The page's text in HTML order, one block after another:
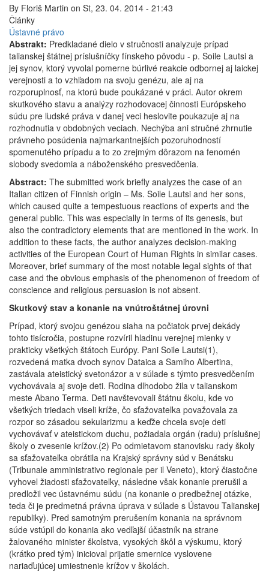
By Floriš Martin on St, 23. 04. 2014 - 21:43
Články
Ústavné právo
Abstrakt: Predkladané dielo v stručnosti analyzuje prípad
talianskej štátnej príslušníčky fínskeho pôvodu - p. Soile Lautsi a
jej synov, ktorý vyvolal pomerne búrlivé reakcie odbornej aj laickej
verejnosti a to vzhľadom na svoju genézu, ale aj na
rozporuplnosť, na ktorú bude poukázané v práci. Autor okrem
skutkového stavu a analýzy rozhodovacej činnosti Európskeho
súdu pre ľudské práva v danej veci heslovite poukazuje aj na
rozhodnutia v obdobných veciach. Nechýba ani stručné zhrnutie
právneho posúdenia najmarkantnejších pozoruhodností
spomenutého prípadu a to zo zrejmým dôrazom na fenomén
slobody svedomia a náboženského presvedčenia.
Abstract: The submitted work briefly analyzes the case of an
Italian citizen of Finnish origin – Ms. Soile Lautsi and her sons,
which caused quite a tempestuous reactions of experts and the
general public. This was especially in terms of its genesis, but
also the contradictory elements that are mentioned in the work. In
addition to these facts, the author analyzes decision-making
activities of the European Court of Human Rights in similar cases.
Moreover, brief summary of the most notable legal sights of that
case and the obvious emphasis of the phenomenon of freedom of
conscience and religious persuasion is not absent.
Skutkový stav a konanie na vnútroštátnej úrovni
Prípad, ktorý svojou genézou siaha na počiatok prvej dekády
tohto tisícročia, postupne rozvíril hladinu verejnej mienky v
prakticky všetkých štátoch Európy. Pani Soile Lautsi(1),
rozvedená matka dvoch synov Dataica a Samiho Albertina,
zastávala ateistický svetonázor a v súlade s týmto presvedčením
vychovávala aj svoje deti. Rodina dlhodobo žila v talianskom
meste Abano Terma. Deti navštevovali štátnu školu, kde vo
všetkých triedach viseli kríže, čo sťažovateľka považovala za
rozpor so zásadou sekularizmu a keďže chcela svoje deti
vychovávať v ateistickom duchu, požiadala orgán (radu) príslušnej
školy o zvesenie krížov.(2) Po odmietavom stanovisku rady školy
sa sťažovateľka obrátila na Krajský správny súd v Benátsku
(Tribunale amministrativo regionale per il Veneto), ktorý čiastočne
vyhovel žiadosti sťažovateľky, následne však konanie prerušil a
predložil vec ústavnému súdu (na konanie o predbežnej otázke,
teda či je predmetná právna úprava v súlade s Ústavou Talianskej
republiky). Pred samotným prerušením konania na správnom
súde vstúpil do konania ako vedľajší účastník na strane
žalovaného minister školstva, vysokých škôl a výskumu, ktorý
(krátko pred tým) inicioval prijatie smernice vyslovene
nariaďujúcej umiestnenie krížov v školách.